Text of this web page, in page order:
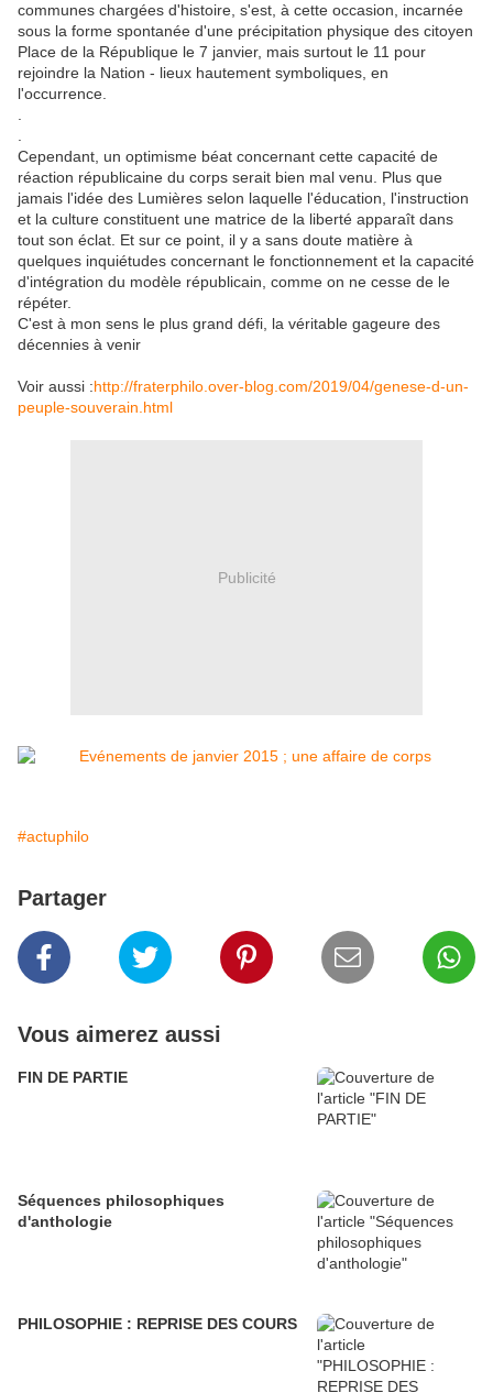
communes chargées d'histoire, s'est, à cette occasion, incarnée
sous la forme spontanée d'une précipitation physique des citoyen
Place de la République le 7 janvier, mais surtout le 11 pour
rejoindre la Nation - lieux hautement symboliques, en
l'occurrence.
Cependant, un optimisme béat concernant cette capacité de
réaction républicaine du corps serait bien mal venu. Plus que
jamais l'idée des Lumières selon laquelle l'éducation, l'instruction
et la culture constituent une matrice de la liberté apparaît dans
tout son éclat. Et sur ce point, il y a sans doute matière à
quelques inquiétudes concernant le fonctionnement et la capacité
d'intégration du modèle républicain, comme on ne cesse de le
répéter.
C'est à mon sens le plus grand défi, la véritable gageure des
décennies à venir
Voir aussi :http://fraterphilo.over-blog.com/2019/04/genese-d-un-
peuple-souverain.html
Publicité
#actuphilo
Partager
Vous aimerez aussi
FIN DE PARTIE
Séquences philosophiques
d'anthologie
PHILOSOPHIE : REPRISE DES COURS